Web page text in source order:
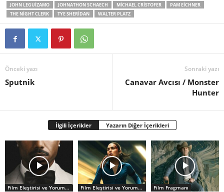
JOHN LEGUIZAMO
JOHNATHON SCHAECH MICHAEL CRISTOFER
PAM EICHNER
THE NIGHT CLERK
TYE SHERIDAN WALTER PLATZ
Önceki yazı
Sputnik
Sonraki yazı
Canavar Avcısı / Monster
Hunter
İlgili İçerikler Yazarın Diğer İçerikleri
Film Eleştirisi ve Yorumlar Film Eleştirisi ve Yorumlar Film Fragmanı